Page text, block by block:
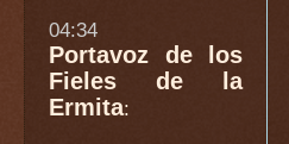
04:34
Portavoz de los
Fieles de la
Ermita: